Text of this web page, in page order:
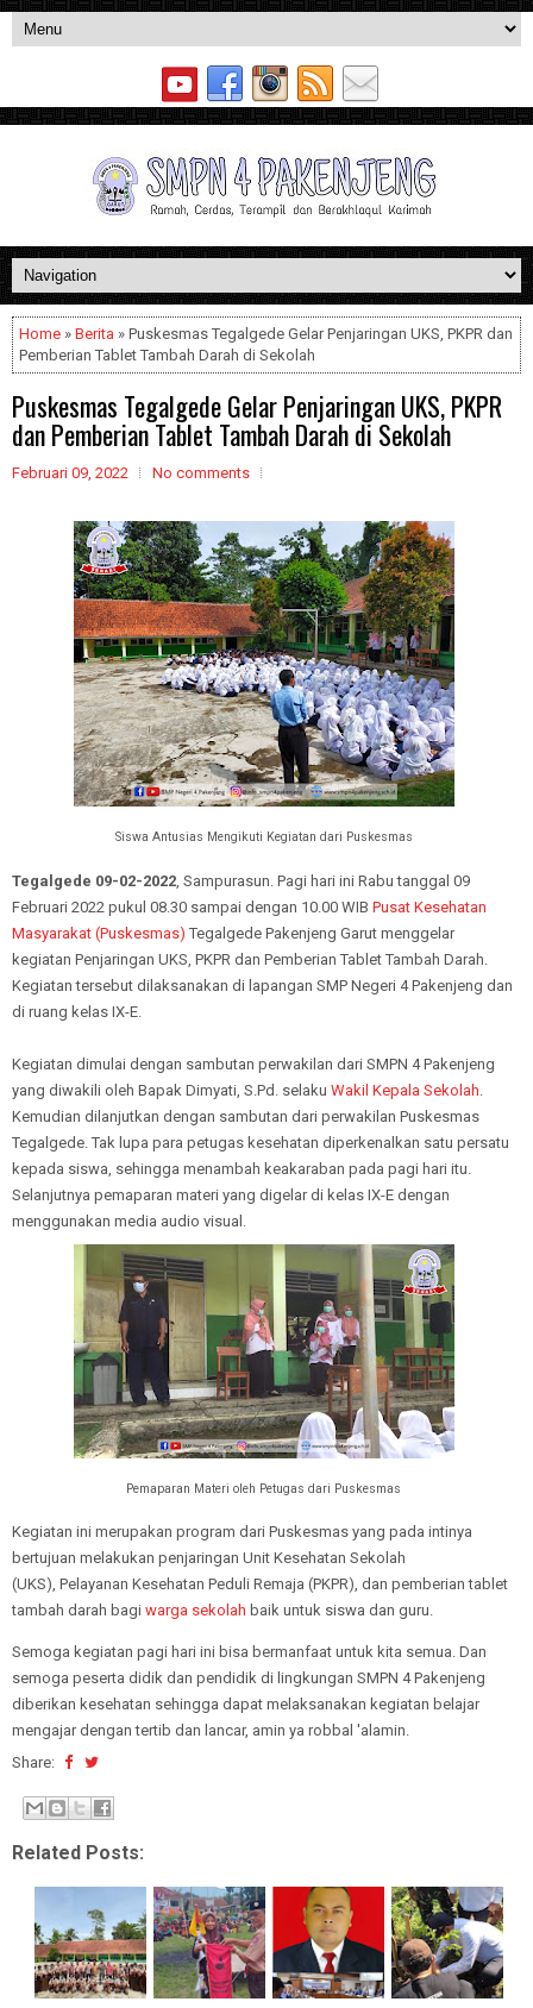
Home » Berita » Puskesmas Tegalgede Gelar Penjaringan UKS, PKPR dan
Pemberian Tablet Tambah Darah di Sekolah
Puskesmas Tegalgede Gelar Penjaringan UKS, PKPR
dan Pemberian Tablet Tambah Darah di Sekolah
Februari 09, 2022 No comments
Siswa Antusias Mengikuti Kegiatan dari Puskesmas
Tegalgede 09-02-2022 , Sampurasun. Pagi hari ini Rabu tanggal 09
Februari 2022 pukul 08.30 sampai dengan 10.00 WIB Pusat Kesehatan
Masyarakat (Puskesmas) Tegalgede Pakenjeng Garut menggelar
kegiatan Penjaringan UKS, PKPR dan Pemberian Tablet Tambah Darah.
Kegiatan tersebut dilaksanakan di lapangan SMP Negeri 4 Pakenjeng dan
di ruang kelas IX-E.
Kegiatan dimulai dengan sambutan perwakilan dari SMPN 4 Pakenjeng
yang diwakili oleh Bapak Dimyati, S.Pd. selaku Wakil Kepala Sekolah
Kemudian dilanjutkan dengan sambutan dari perwakilan Puskesmas
Tegalgede. Tak lupa para petugas kesehatan diperkenalkan satu persatu
kepada siswa, sehingga menambah keakaraban pada pagi hari itu.
Selanjutnya pemaparan materi yang digelar di kelas IX-E dengan
menggunakan media audio visual.
Pemaparan Materi oleh Petugas dari Puskesmas
Kegiatan ini merupakan program dari Puskesmas yang pada intinya
bertujuan melakukan penjaringan Unit Kesehatan Sekolah
(UKS), Pelayanan Kesehatan Peduli Remaja (PKPR), dan pemberian tablet
tambah darah bagi warga sekolah baik untuk siswa dan guru.
Semoga kegiatan pagi hari ini bisa bermanfaat untuk kita semua. Dan
semoga peserta didik dan pendidik di lingkungan SMPN 4 Pakenjeng
diberikan kesehatan sehingga dapat melaksanakan kegiatan belajar
mengajar dengan tertib dan lancar, amin ya robbal 'alamin.
Share:
Related Posts: